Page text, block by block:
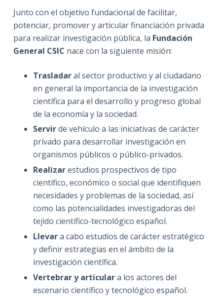
Junto con el objetivo fundacional de facilitar,
potenciar, promover y articular financiación privada
para realizar investigación pública, la Fundación
General CSIC nace con la siguiente misión:
Trasladaral sector productivo y al ciudadano
en general la importancia de la investigación
científica para el desarrollo y progreso global
de la economía y la sociedad.
Servirde vehículo a las iniciativas de carácter
privado para desarrollar investigación en
organismos públicos o público-privados.
Realizarestudios prospectivos de tipo
científico, económico o social que identifiquen
necesidades y problemas de la sociedad, así
como las potencialidades investigadoras del
tejido científico-tecnológico español.
Llevara cabo estudios de carácter estratégico
y definir estrategias en el ámbito de la
investigación científica.
Vertebrar y articulara los actores del
escenario científico y tecnológico español.